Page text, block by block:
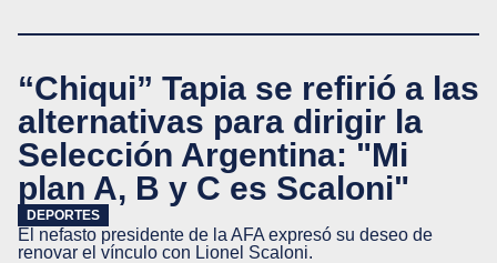
“Chiqui” Tapia se refirió a las
alternativas para dirigir la
Selección Argentina: "Mi
plan A, B y C es Scaloni"
DEPORTES
El nefasto presidente de la AFA expresó su deseo de
renovar el vínculo con Lionel Scaloni.